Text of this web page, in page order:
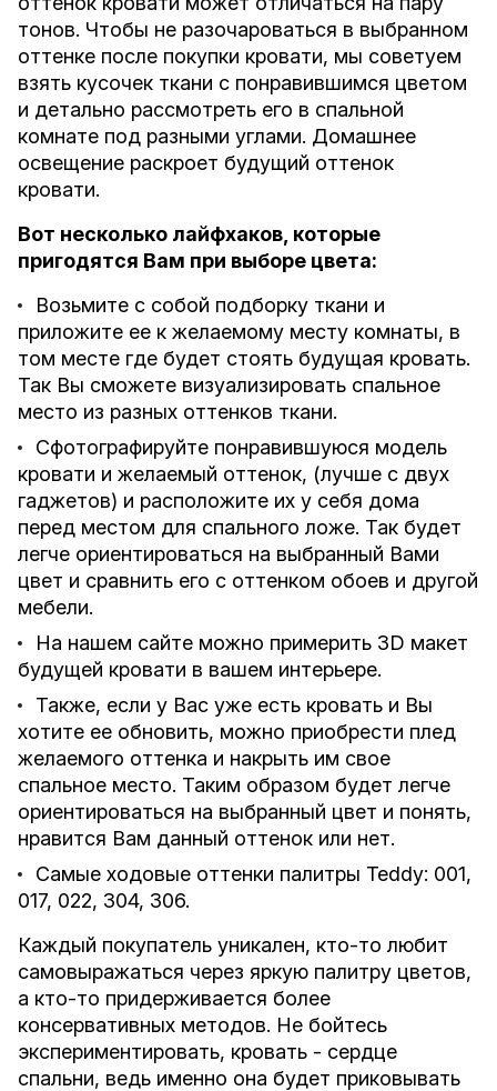
тонов. Чтобы не разочароваться в выбранном
оттенке после покупки кровати, мы советуем
взять кусочек ткани с понравившимся цветом
и детально рассмотреть его в спальной
комнате под разными углами. Домашнее
освещение раскроет будущий оттенок
кровати.
Вот несколько лайфхаков, которые
пригодятся Вам при выборе цвета:
Возьмите с собой подборку ткани и
приложите ее к желаемому месту комнаты, в
том месте где будет стоять будущая кровать.
Так Вы сможете визуализировать спальное
место из разных оттенков ткани.
Сфотографируйте понравившуюся модель
кровати и желаемый оттенок, (лучше с двух
гаджетов) и расположите их у себя дома
перед местом для спального ложе. Так будет
легче ориентироваться на выбранный Вами
цвет и сравнить его с оттенком обоев и другой
мебели.
На нашем сайте можно примерить 3D макет
будущей кровати в вашем интерьере.
Также, если у Вас уже есть кровать и Вы
хотите ее обновить, можно приобрести плед
желаемого оттенка и накрыть им свое
спальное место. Таким образом будет легче
ориентироваться на выбранный цвет и понять,
нравится Вам данный оттенок или нет.
Самые ходовые оттенки палитры Teddy: 001,
017, 022, 304, 306.
Каждый покупатель уникален, кто-то любит
самовыражаться через яркую палитру цветов,
а кто-то придерживается более
консервативных методов. Не бойтесь
экспериментировать, кровать - сердце
спальни, ведь именно она будет приковывать